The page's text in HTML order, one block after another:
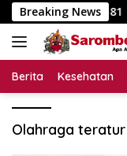
Langsung
ke
konten
Breaking News
RI ke-81
Berita Kesehatan
Olahraga teratur